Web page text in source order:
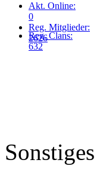
Akt. Online:
0
Reg. Mitglieder:
2626
Reg. Clans:
632
Sonstiges